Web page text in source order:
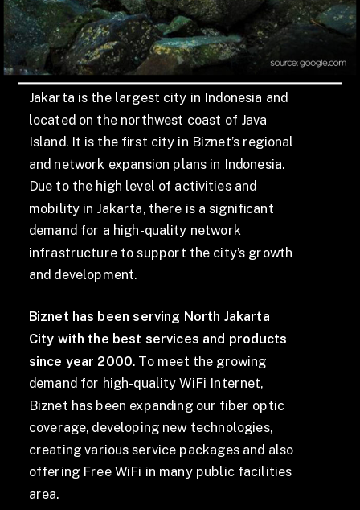
Jakarta is the largest city in Indonesia and
located on the northwest coast of Java
Island. It is the first city in Biznet’s regional
and network expansion plans in Indonesia.
Due to the high level of activities and
mobility in Jakarta, there is a significant
demand for a high-quality network
infrastructure to support the city’s growth
and development.
Biznet has been serving North Jakarta
City with the best services and products
since year 2000. To meet the growing
demand for high-quality WiFi Internet,
Biznet has been expanding our fiber optic
coverage, developing new technologies,
creating various service packages and also
offering Free WiFi in many public facilities
area.